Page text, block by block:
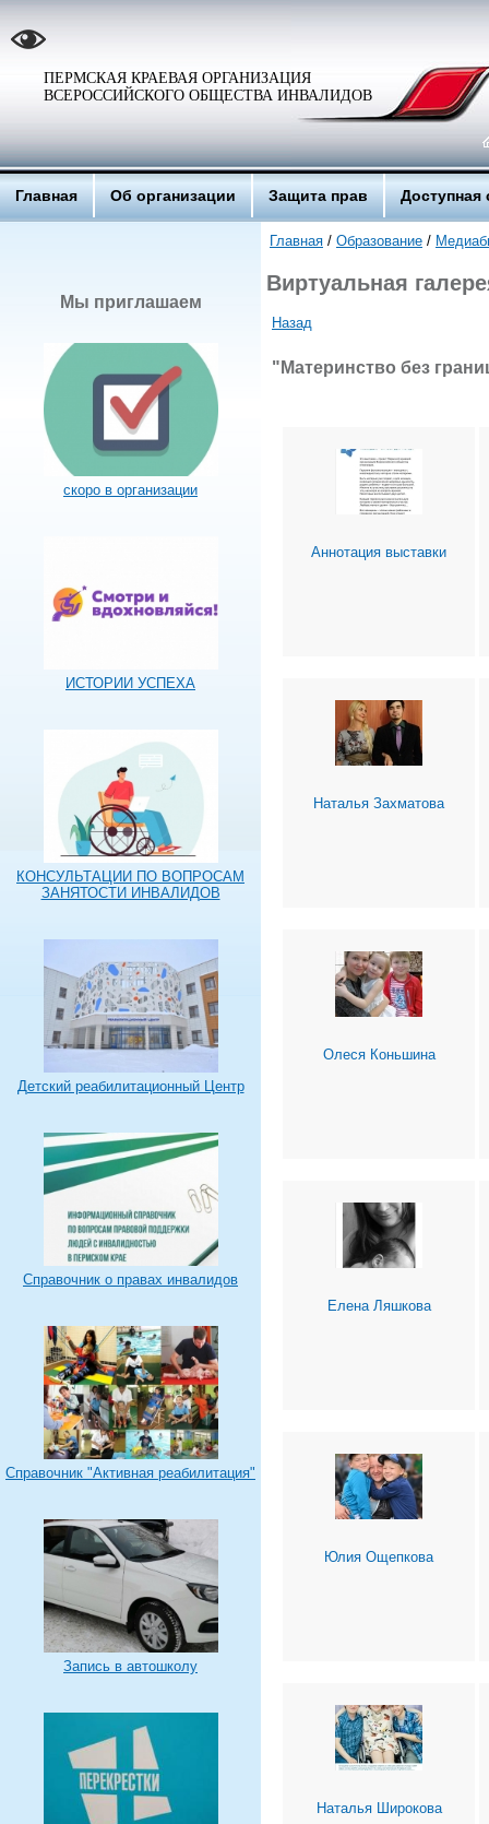
ПЕРМСКАЯ КРАЕВАЯ ОРГАНИЗАЦИЯ
ВСЕРОССИЙСКОГО ОБЩЕСТВА ИНВАЛИДОВ
Главная Об организации Защита прав Доступная
Мы приглашаем
скоро в организации
ИСТОРИИ УСПЕХА
КОНСУЛЬТАЦИИ ПО ВОПРОСАМ
ЗАНЯТОСТИ ИНВАЛИДОВ
Детский реабилитационный Центр
Справочник о правах инвалидов
Справочник "Активная реабилитация"
Запись в автошколу
Главная / Образование /
Виртуальная
Назад
"Материнство без
Аннотация выставки
Наталья Захматова
Олеся Коньшина
Елена Ляшкова
Юлия Ощепкова
Наталья Широкова